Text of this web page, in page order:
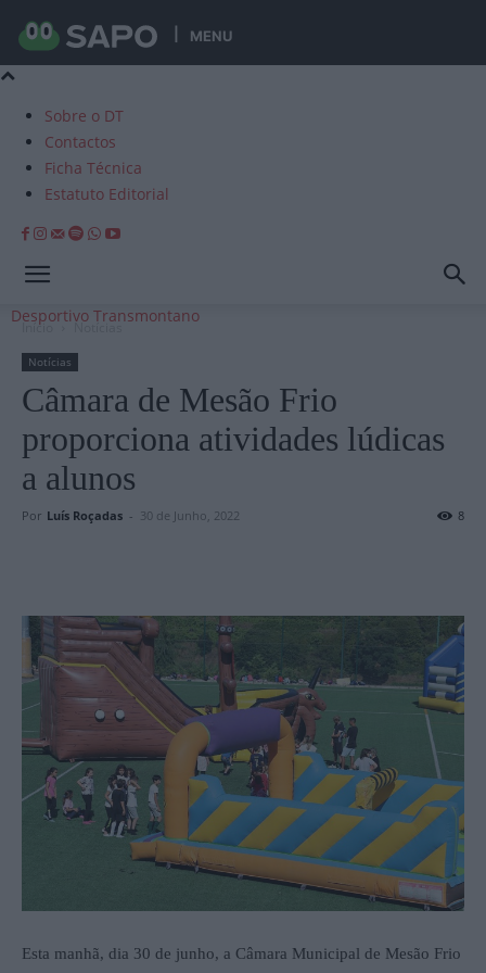
MENU
Sobre o DT
Contactos
Ficha Técnica
Estatuto Editorial
Desportivo Transmontano
Início Notícias
Notícias
Câmara de Mesão Frio
proporciona atividades lúdicas
a alunos
Por Luís Roçadas - 30 de Junho, 2022 8
Esta manhã, dia 30 de junho, a Câmara Municipal de Mesão Frio